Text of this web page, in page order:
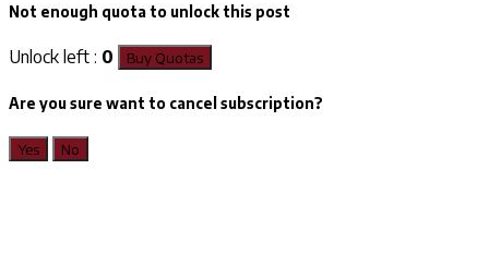
Not enough quota to unlock this post
Unlock left : 0 Buy Quotas
Are you sure want to cancel subscription?
Yes No